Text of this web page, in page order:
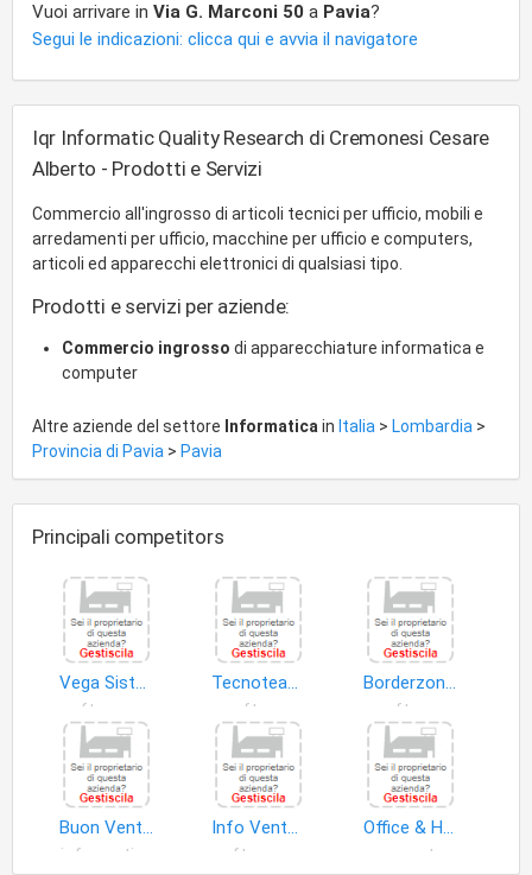
Vuoi arrivare in Via G. Marconi 50 a Pavia?
Segui le indicazioni: clicca qui e avvia il navigatore
Iqr Informatic Quality Research di Cremonesi Cesare
Alberto - Prodotti e Servizi
Commercio all'ingrosso di articoli tecnici per ufficio, mobili e
arredamenti per ufficio, macchine per ufficio e computers,
articoli ed apparecchi elettronici di qualsiasi tipo.
Prodotti e servizi per aziende:
Commercio ingrosso di apparecchiature informatica e
computer
Altre aziende del settore Informatica in Italia > Lombardia >
Provincia di Pavia > Pavia
Principali competitors
Vega Sistemi Informativi S.r.l
Tecnoteam S.r.l
software
Borderzone S.r.l. O In Forma Abbre Viata Borderzone S.r.l
software
Buon Vento S.r.l
informatica
Info Venture S.a.s. di Milanesi Gilberto & C
Office & Home Solutions di Scola Andrea
computer